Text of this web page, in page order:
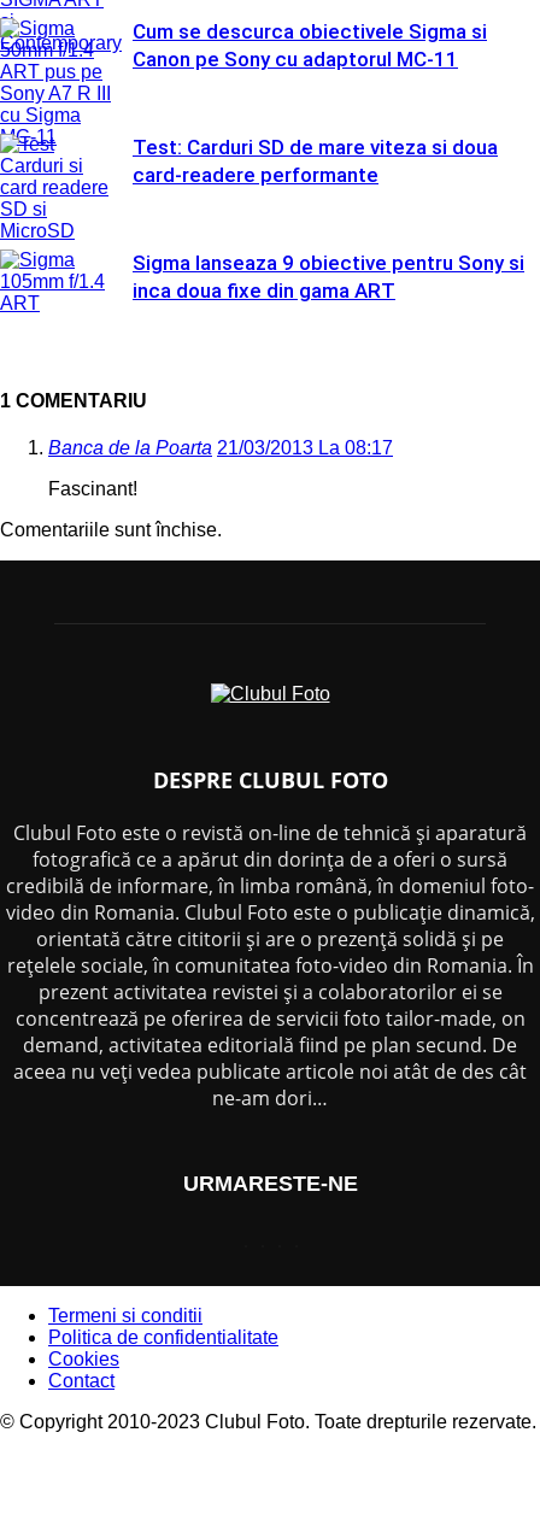
Cum se descurca obiectivele Sigma si
Canon pe Sony cu adaptorul MC-11
Test: Carduri SD de mare viteza si doua
card-readere performante
Sigma lanseaza 9 obiective pentru Sony si
inca doua fixe din gama ART
1 COMENTARIU
Banca de la Poarta 21/03/2013 La 08:17
Fascinant!
Comentariile sunt închise.
DESPRE CLUBUL FOTO
Clubul Foto este o revistă on-line de tehnică și aparatură
fotografică ce a apărut din dorința de a oferi o sursă
credibilă de informare, în limba română, în domeniul foto-
video din Romania. Clubul Foto este o publicație dinamică,
orientată către cititorii și are o prezență solidă și pe
rețelele sociale, în comunitatea foto-video din Romania. În
prezent activitatea revistei și a colaboratorilor ei se
concentrează pe oferirea de servicii foto tailor-made, on
demand, activitatea editorială fiind pe plan secund. De
aceea nu veți vedea publicate articole noi atât de des cât
ne-am dori…
URMARESTE-NE
Termeni si conditii
Politica de confidentialitate
Cookies
Contact
© Copyright 2010-2023 Clubul Foto. Toate drepturile rezervate.